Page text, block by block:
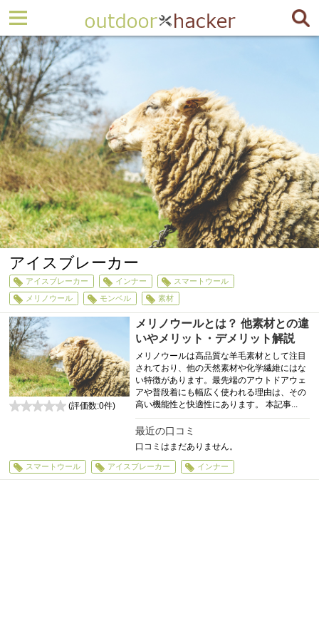
アイスブレーカー
アイスブレーカー インナー
スマートウール
メリノウール
モンベル 素材
メリノウールとは？ 他素材との違
いやメリット・デメリット解説
メリノウールは高品質な羊毛素材として注目
されており、他の天然素材や化学繊維にはな
い特徴があります。最先端のアウトドアウェ
アや普段着にも幅広く使われる理由は、その
高い機能性と快適性にあります。 本記事...
最近の口コミ
口コミはまだありません。
(評価数:0件)
スマートウール アイスブレーカー インナー